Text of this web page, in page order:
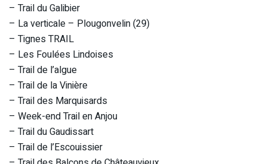
– Trail du Galibier
– La verticale – Plougonvelin (29)
– Tignes TRAIL
– Les Foulées Lindoises
– Trail de l’algue
– Trail de la Vinière
– Trail des Marquisards
– Week-end Trail en Anjou
– Trail du Gaudissart
– Trail de l’Escouissier